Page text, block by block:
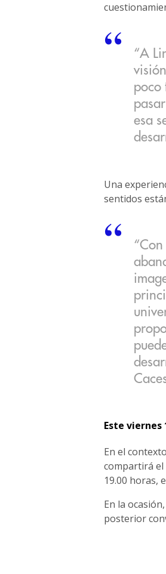
“A
poco
esa
Una
sentidos
Este viernes
En el
compartirá el
19.00 horas,
En la
posterior